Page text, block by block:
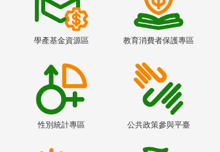
學產基金資源區 教育消費者保護專區
性別統計專區 公共政策參與平臺